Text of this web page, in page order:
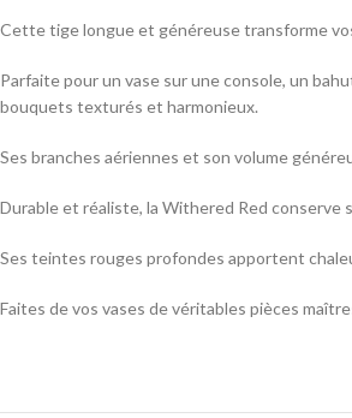
Cette tige longue et généreuse transforme
Parfaite pour un vase sur une console, un
bouquets texturés et harmonieux.
Ses branches aériennes et son volume
Durable et réaliste, la Withered Red
Ses teintes rouges profondes apportent
Faites de vos vases de véritables pièces